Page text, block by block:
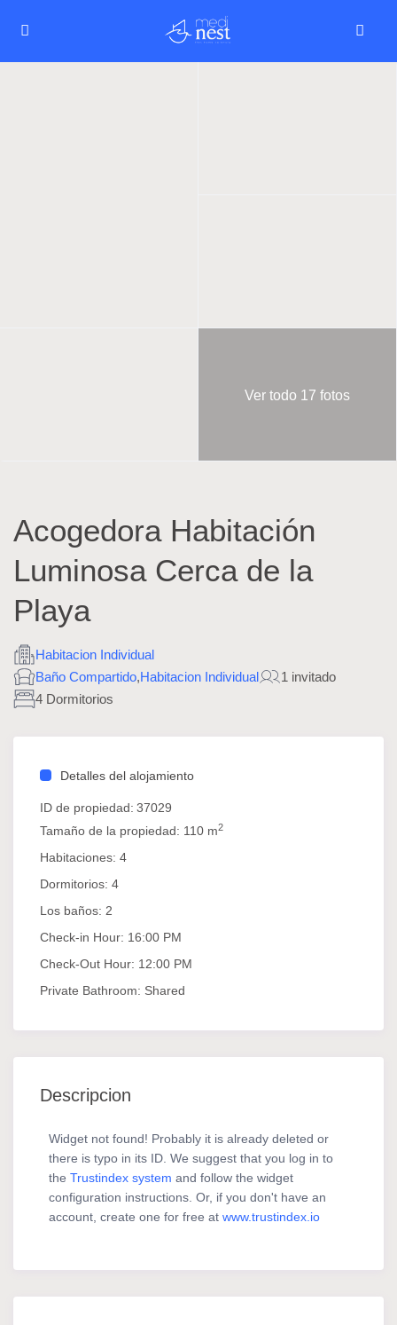
Ver todo 17 fotos
Acogedora Habitación
Luminosa Cerca de la
Playa
Habitacion Individual
Baño Compartido,Habitacion Individual
1 invitado
4 Dormitorios
Detalles del alojamiento
ID de propiedad: 37029
Tamaño de la propiedad: 110 m2
Habitaciones: 4
Dormitorios: 4
Los baños: 2
Check-in Hour: 16:00 PM
Check-Out Hour: 12:00 PM
Private Bathroom: Shared
Descripcion
Widget not found! Probably it is already deleted or
there is typo in its ID. We suggest that you log in to
theTrustindex system and follow the widget
configuration instructions. Or, if you don't have an
account, create one for free atwww.trustindex.io